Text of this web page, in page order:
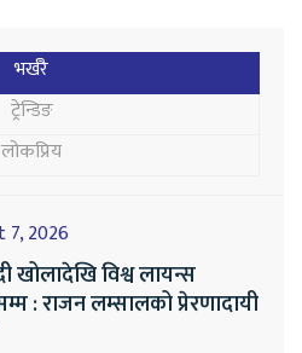
भर्खरै
ट्रेन्डिङ
लोकप्रिय
7, 2026
खोलादेखि विश्व लायन्स
: राजन लम्सालको प्रेरणादायी